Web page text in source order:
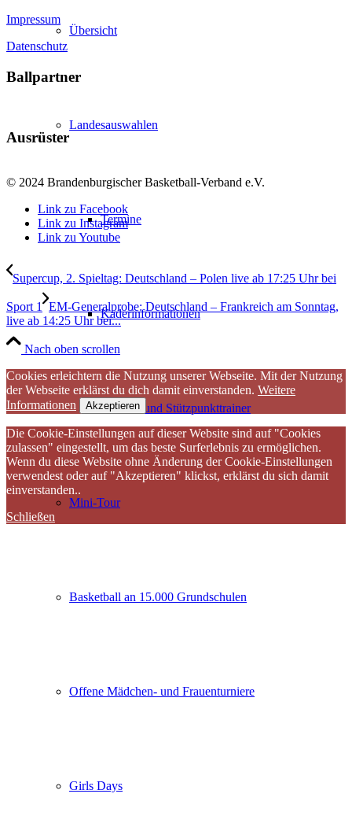
Übersicht
Landesauswahlen
Termine
Kaderinformationen
Landes- und Stützpunkttrainer
Mini-Tour
Basketball an 15.000 Grundschulen
Offene Mädchen- und Frauenturniere
Girls Days
Impressum
Datenschutz
Ballpartner
Ausrüster
© 2024 Brandenburgischer Basketball-Verband e.V.
Link zu Facebook
Link zu Instagram
Link zu Youtube
Supercup, 2. Spieltag: Deutschland – Polen live ab 17:25 Uhr bei
Sport 1
EM-Generalprobe: Deutschland – Frankreich am Sonntag,
live ab 14:25 Uhr bei...
Nach oben scrollen
Cookies erleichtern die Nutzung unserer Webseite. Mit der Nutzung
der Webseite erklärst du dich damit einverstanden. Weitere
Informationen
Akzeptieren
Die Cookie-Einstellungen auf dieser Website sind auf "Cookies
zulassen" eingestellt, um das beste Surferlebnis zu ermöglichen.
Wenn du diese Website ohne Änderung der Cookie-Einstellungen
verwendest oder auf "Akzeptieren" klickst, erklärst du sich damit
einverstanden..
Schließen